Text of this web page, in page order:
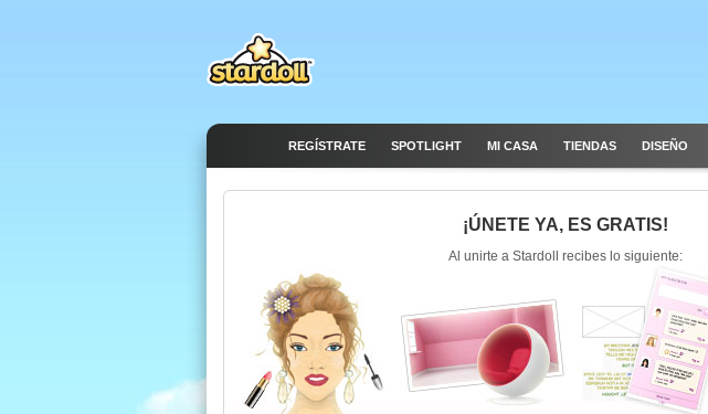
REGÍSTRATE SPOTLIGHT MI CASA TIENDAS DISEÑO
¡ÚNETE YA, ES GRATIS!
Al unirte a Stardoll recibes lo siguiente: